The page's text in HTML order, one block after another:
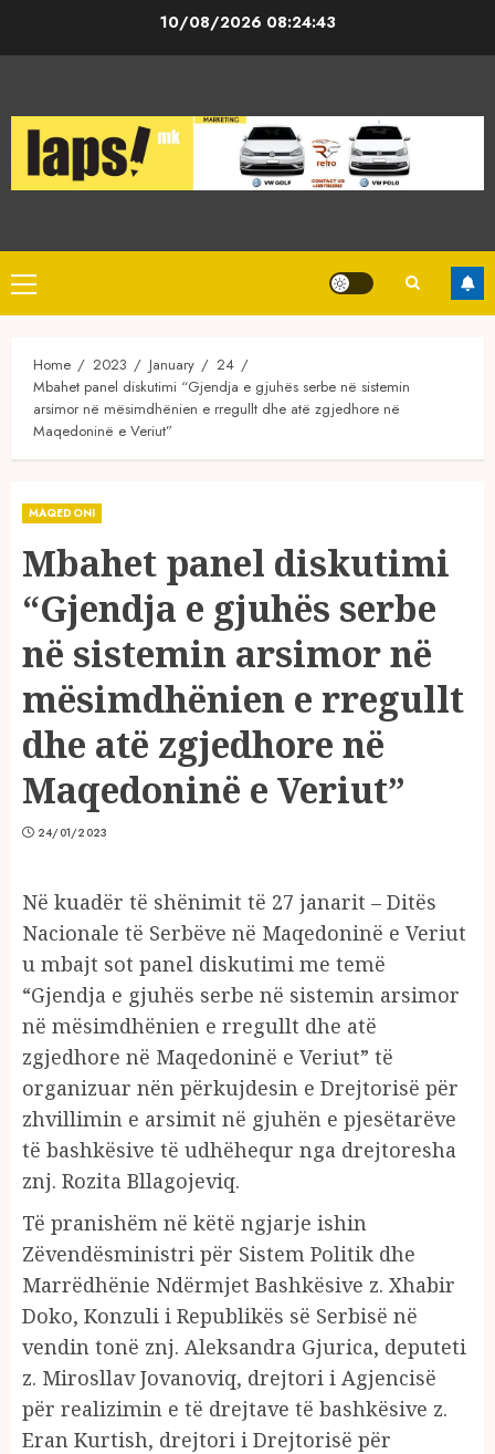
10/08/2026 08:24:43
Primary
Menu
Home 2023 January
24
Mbahet panel diskutimi “Gjendja e gjuhës serbe në sistemin
arsimor në mësimdhënien e rregullt dhe atë zgjedhore në
Maqedoninë e Veriut”
MAQEDONI
Mbahet panel diskutimi
“Gjendja e gjuhës serbe
në sistemin arsimor në
mësimdhënien e rregullt
dhe atë zgjedhore në
Maqedoninë e Veriut”
24/01/2023
Në kuadër të shënimit të 27 janarit – Ditës
Nacionale të Serbëve në Maqedoninë e Veriut
u mbajt sot panel diskutimi me temë
“Gjendja e gjuhës serbe në sistemin arsimor
në mësimdhënien e rregullt dhe atë
zgjedhore në Maqedoninë e Veriut” të
organizuar nën përkujdesin e Drejtorisë për
zhvillimin e arsimit në gjuhën e pjesëtarëve
të bashkësive të udhëhequr nga drejtoresha
znj. Rozita Bllagojeviq.
Të pranishëm në këtë ngjarje ishin
Zëvendësministri për Sistem Politik dhe
Marrëdhënie Ndërmjet Bashkësive z. Xhabir
Doko, Konzuli i Republikës së Serbisë në
vendin tonë znj. Aleksandra Gjurica, deputeti
z. Mirosllav Jovanoviq, drejtori i Agjencisë
për realizimin e të drejtave të bashkësive z.
Eran Kurtish, drejtori i Drejtorisë për